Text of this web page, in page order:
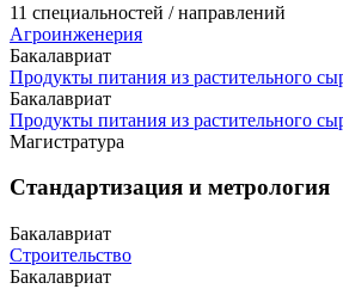
11 специальностей / направлений
Агроинженерия
Бакалавриат
Продукты питания из растительного
Бакалавриат
Продукты питания из растительного
Магистратура
Стандартизация и метрология
Бакалавриат
Строительство
Бакалавриат